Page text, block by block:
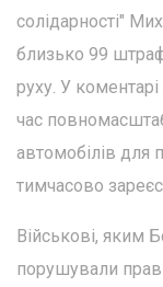
солідарності"
близько 99
руху. У
час
автомобілів для
тимчасово
Військові, яким
порушували